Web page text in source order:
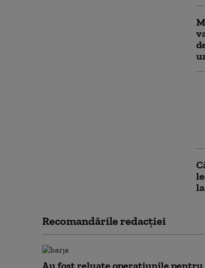
Recomandările redacţiei
Au fost reluate operațiunile pentru